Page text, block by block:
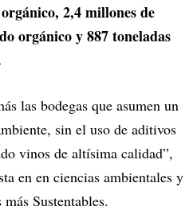
2,4 millones de
orgánico y 887 toneladas
las bodegas que asumen un
sin el uso de aditivos
vinos de altísima calidad”,
en en ciencias ambientales y
Sustentables.